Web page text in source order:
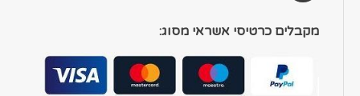
מקבלים כרטיסי אשראי מסוג: